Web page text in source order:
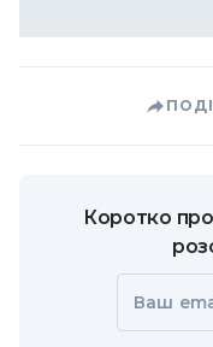
Коротко
Ваш